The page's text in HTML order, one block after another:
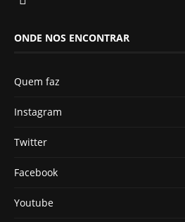
ONDE NOS ENCONTRAR
Quem faz
Instagram
Twitter
Facebook
Youtube